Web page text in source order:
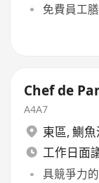
免費員工
Chef de
A4A7
東區, 鰂魚
工作日面
具競爭力